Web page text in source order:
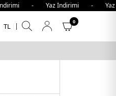
- Yaz İndirimi
TL
0